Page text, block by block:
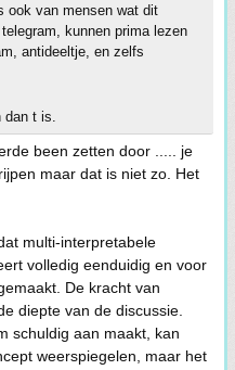
ook van mensen wat dit
kunnen prima lezen
antideeltje, en zelfs
dan t is.
been zetten door ..... je
maar dat is niet zo. Het
multi-interpretabele
volledig eenduidig en voor
De kracht van
diepte van de discussie.
schuldig aan maakt, kan
weerspiegelen, maar het